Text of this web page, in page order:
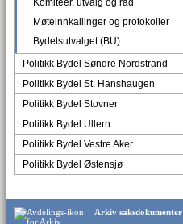
Komiteer, utvalg og råd
Møteinnkallinger og protokoller
Bydelsutvalget (BU)
Politikk Bydel Søndre Nordstrand
Politikk Bydel St. Hanshaugen
Politikk Bydel Stovner
Politikk Bydel Ullern
Politikk Bydel Vestre Aker
Politikk Bydel Østensjø
Arkiv saksdokumenter